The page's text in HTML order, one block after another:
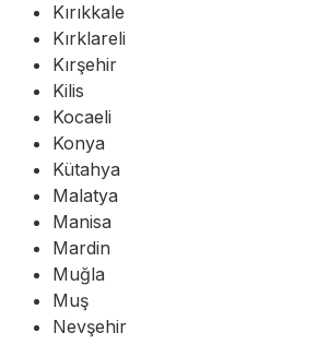
Kırıkkale
Kırklareli
Kırşehir
Kilis
Kocaeli
Konya
Kütahya
Malatya
Manisa
Mardin
Muğla
Muş
Nevşehir